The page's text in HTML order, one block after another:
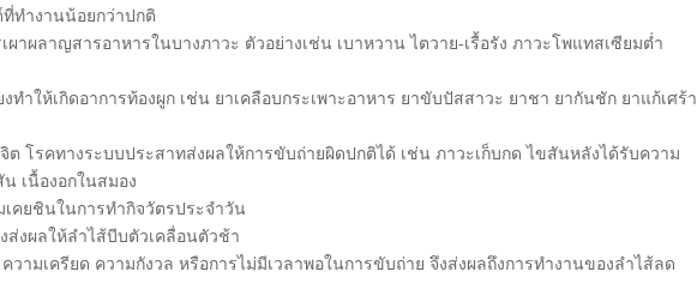
ทำงานน้อยกว่าปกติ
าผลาญสารอาหารในบางภาวะ ตัวอย่างเช่น เบาหวาน ไตวาย-เรื้อรัง ภาวะโพแทสเซียมต่ำ
ทำให้เกิดอาการท้องผูก เช่น ยาเคลือบกระเพาะอาหาร ยาขับปัสสาวะ ยาชา ยากันชัก ยาแก้เศร้า
ต โรคทางระบบประสาทส่งผลให้การขับถ่ายผิดปกติได้ เช่น ภาวะเก็บกด ไขสันหลังได้รับความ
เนื้องอกในสมอง
คยชินในการทำกิจวัตรประจำวัน
ส่งผลให้ลำไส้บีบตัวเคลื่อนตัวช้า
ามเครียด ความกังวล หรือการไม่มีเวลาพอในการขับถ่าย จึงส่งผลถึงการทำงานของลำไส้ลด